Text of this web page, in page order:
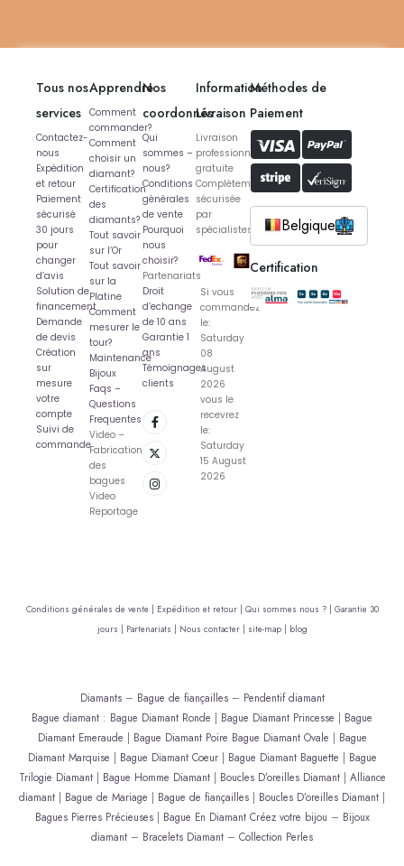
Tous nos
services
Contactez-
nous
Expédition
et retour
Paiement
sécurisé
30 jours
pour
changer
d’avis
Solution de
financement
Demande
de devis
Création
sur
mesure
votre
compte
Suivi de
commande
Apprendre
Comment
commander?
Comment
choisir un
diamant?
Certification
des
diamants?
Tout savoir
sur l’Or
Tout savoir
sur la
Platine
Comment
mesurer le
tour?
Maintenance
Bijoux
Faqs –
Questions
Frequentes
Video –
Fabrication
des
bagues
Video
Reportage
Nos
coordonnés
Qui
sommes –
nous?
Conditions
générales
de vente
Pourquoi
nous
choisir?
Partenariats
Droit
d’echange
de 10 ans
Garantie 1
ans
Témoignages
clients
Information
Livraison
Livraison
professionnelle
gratuite
Complètement
sécurisée
par
spécialistes
Si vous
commandez
le:
Saturday
08
August
2026
vous le
recevrez
le:
Saturday
15 August
2026
Méthodes de
Paiement
Belgique
Certification
Conditions générales de vente | Expédition et retour | Qui sommes nous ? | Garantie 30
jours |
Partenariats | Nous contacter | site-map | blog
Diamants– Bague de fiançailles– Pendentif diamant
Bague diamant : Bague Diamant Ronde | Bague Diamant Princesse | Bague
Diamant Emeraude | Bague Diamant Poire Bague Diamant Ovale | Bague
Diamant Marquise | Bague Diamant Coeur| Bague Diamant Baguette | Bague
Trilogie Diamant| Bague Homme Diamant| Boucles D’oreilles Diamant| Alliance
diamant | Bague de Mariage | Bague de fiançailles | Boucles D’oreilles Diamant |
Bagues Pierres Précieuses| Bague En Diamant Créez votre bijou – Bijoux
diamant – Bracelets Diamant – Collection Perles